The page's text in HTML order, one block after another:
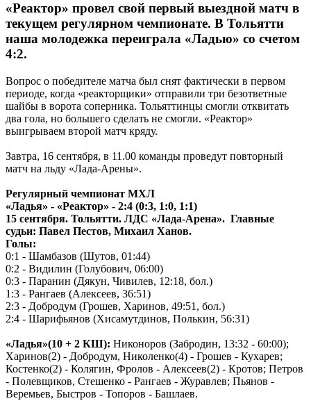
«Реактор» провел свой первый выездной матч в
текущем регулярном чемпионате. В Тольятти
наша молодежка переиграла «Ладью» со счетом
4:2.
Вопрос о победителе матча был снят фактически в первом
периоде, когда «реакторщики» отправили три безответные
шайбы в ворота соперника. Тольяттинцы смогли отквитать
два гола, но большего сделать не смогли. «Реактор»
выигрываем второй матч кряду.
Завтра, 16 сентября, в 11.00 команды проведут повторный
матч на льду «Лада-Арены».
Регулярный чемпионат МХЛ
«Ладья» - «Реактор» - 2:4 (0:3, 1:0, 1:1)
15 сентября. Тольятти. ЛДС «Лада-Арена». Главные
судьи: Павел Пестов, Михаил Ханов.
Голы:
0:1 - Шамбазов (Шутов, 01:44)
0:2 - Видилин (Голубович, 06:00)
0:3 - Паранин (Дякун, Чивилев, 12:18, бол.)
1:3 - Рангаев (Алексеев, 36:51)
2:3 - Добродум (Грошев, Харинов, 49:51, бол.)
2:4 - Шарифьянов (Хисамутдинов, Полькин, 56:31)
«Ладья»(10 + 2 КШ): Никоноров (Забродин, 13:32 - 60:00);
Харинов(2) - Добродум, Николенко(4) - Грошев - Кухарев;
Костенко(2) - Колягин, Фролов - Алексеев(2) - Кротов; Петров
- Полевщиков, Стешенко - Рангаев - Журавлев; Пьянов -
Веремьев, Быстров - Топоров - Башлаев.